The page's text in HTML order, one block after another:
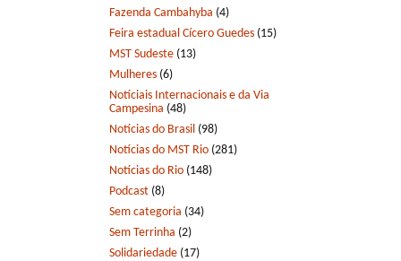
Fazenda Cambahyba (4)
Feira estadual Cícero Guedes (15)
MST Sudeste (13)
Mulheres (6)
Notíciais Internacionais e da Via
Campesina (48)
Notícias do Brasil (98)
Notícias do MST Rio (281)
Notícias do Rio (148)
Podcast (8)
Sem categoria (34)
Sem Terrinha (2)
Solidariedade (17)